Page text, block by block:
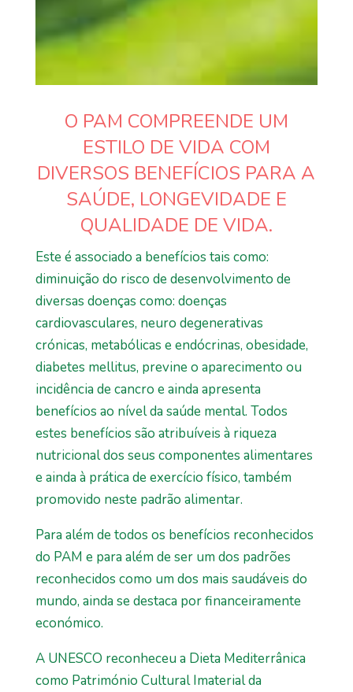
O PAM COMPREENDE UM
ESTILO DE VIDA COM
DIVERSOS BENEFÍCIOS PARA A
SAÚDE, LONGEVIDADE E
QUALIDADE DE VIDA.
Este é associado a benefícios tais como:
diminuição do risco de desenvolvimento de
diversas doenças como: doenças
cardiovasculares, neuro degenerativas
crónicas, metabólicas e endócrinas, obesidade,
diabetes mellitus, previne o aparecimento ou
incidência de cancro e ainda apresenta
benefícios ao nível da saúde mental. Todos
estes benefícios são atribuíveis à riqueza
nutricional dos seus componentes alimentares
e ainda à prática de exercício físico, também
promovido neste padrão alimentar.
Para além de todos os benefícios reconhecidos
do PAM e para além de ser um dos padrões
reconhecidos como um dos mais saudáveis do
mundo, ainda se destaca por financeiramente
económico.
A UNESCO reconheceu a Dieta Mediterrânica
como Património Cultural Imaterial da